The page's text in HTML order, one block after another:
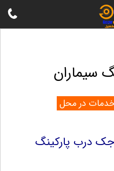
سیماران
در محل
درب پارکینگ